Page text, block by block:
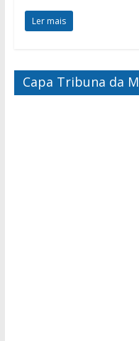
Ler mais
Capa Tribuna da